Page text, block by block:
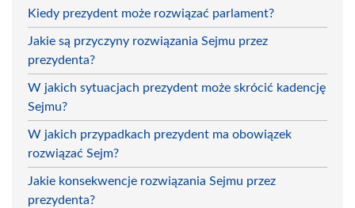
Kiedy prezydent może rozwiązać parlament?
Jakie są przyczyny rozwiązania Sejmu przez
prezydenta?
W jakich sytuacjach prezydent może skrócić kadencję
Sejmu?
W jakich przypadkach prezydent ma obowiązek
rozwiązać Sejm?
Jakie konsekwencje rozwiązania Sejmu przez
prezydenta?